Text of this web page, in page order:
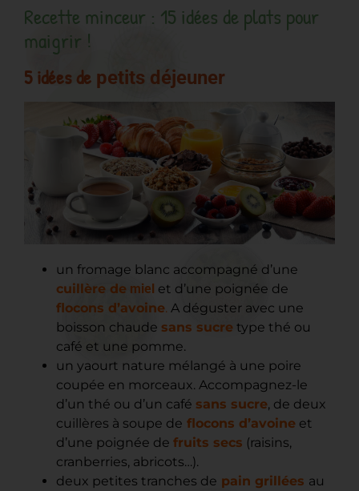
Recette minceur : 15 idées de plats pour
maigrir !
5 idées de petits déjeuner
un fromage blanc accompagné d’une
cuillère de miel et d’une poignée de
flocons d’avoine. A déguster avec une
boisson chaude sans sucre type thé ou
café et une pomme.
un yaourt nature mélangé à une poire
coupée en morceaux. Accompagnez-le
d’un thé ou d’un café sans sucre, de deux
cuillères à soupe de flocons d’avoine et
d’une poignée de fruits secs (raisins,
cranberries, abricots…).
deux petites tranches de pain grillées au